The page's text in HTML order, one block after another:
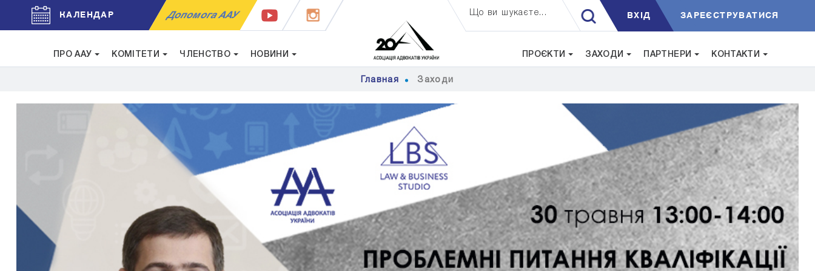
КАЛЕНДАР Допомога ААУ Що ви шукаєте... ВXIД ЗАРЕЄСТРУВАТИСЯ
ПРО ААУ КОМІТЕТИ ЧЛЕНСТВО НОВИНИ ПРОЄКТИ ЗАХОДИ ПАРТНЕРИ КОНТАКТИ
Главная Заходи